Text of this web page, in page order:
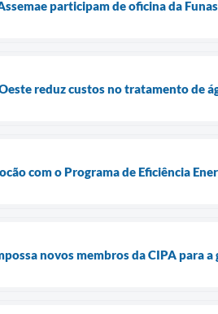
participam de oficina da
reduz custos no tratamento de
com o Programa de Eficiência
novos membros da CIPA para